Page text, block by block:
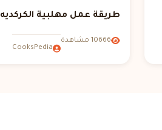
طريقة عمل مهلبية الكركديه
10666 مشاهدة
CooksPedia